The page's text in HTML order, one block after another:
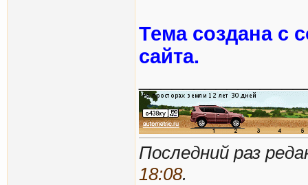
Тема создана с
сайта.
Последний раз
18:08.